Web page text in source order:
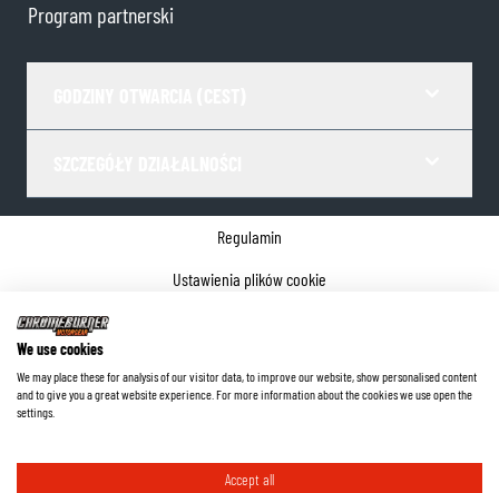
Program partnerski
Regulamin
Ustawienia plików cookie
©2026ChromeBurner - Wszelkie prawa zastrzeżone.
We use cookies
We may place these for analysis of our visitor data, to improve our website, show personalised content
and to give you a great website experience. For more information about the cookies we use open the
settings.
Accept all